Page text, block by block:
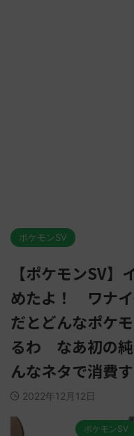
ポケモンSV
【ポケモンSV】
めたよ！ ワナイ
だとどんなポケ
るわ なあ初の純
んなネタで消費
2022年12月12日
ポケモンSV